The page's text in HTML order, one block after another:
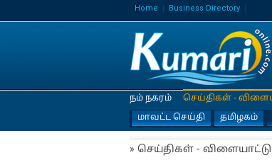
Home Business Directory
நம் நகரம்
செய்திகள் -
மாவட்ட செய்தி
தமிழகம்
» செய்திகள் -